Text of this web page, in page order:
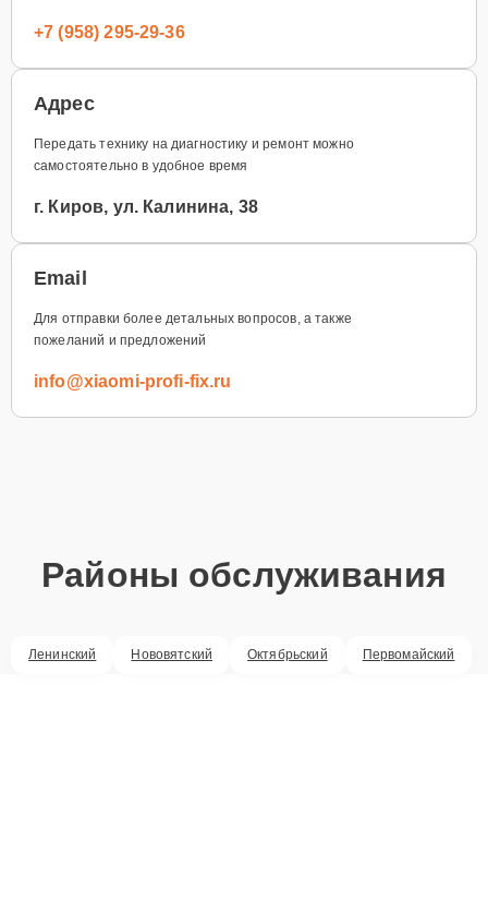
+7 (958) 295-29-36
Адрес
Передать технику на диагностику и ремонт можно
самостоятельно в удобное время
г. Киров, ул. Калинина, 38
Email
Для отправки более детальных вопросов, а также
пожеланий и предложений
info@xiaomi-profi-fix.ru
Районы обслуживания
Ленинский Нововятский Октябрьский Первомайский